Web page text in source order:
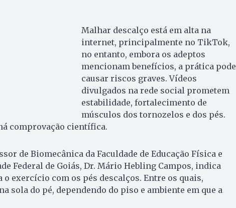
Malhar descalço está em alta na
internet, principalmente no TikTok,
no entanto, embora os adeptos
mencionam benefícios, a prática pode
causar riscos graves. Vídeos
divulgados na rede social prometem
estabilidade, fortalecimento de
músculos dos tornozelos e dos pés.
comprovação científica.
de Biomecânica da Faculdade de Educação Física e
Federal de Goiás, Dr. Mário Hebling Campos, indica
exercício com os pés descalços. Entre os quais,
sola do pé, dependendo do piso e ambiente em que a